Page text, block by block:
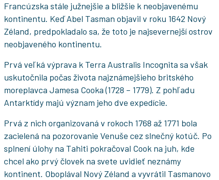
Francúzska stále južnejšie a bližšie k neobjavenému
kontinentu. Keď Abel Tasman objavil v roku 1642 Nový
Zéland, predpokladalo sa, že toto je najsevernejší ostrov
neobjaveného kontinentu.
Prvá veľká výprava k Terra Australis Incognita sa však
uskutočnila počas života najznámejšieho britského
moreplavca Jamesa Cooka (1728 – 1779). Z pohľadu
Antarktídy majú význam jeho dve expedície.
Prvá z nich organizovaná v rokoch 1768 až 1771 bola
zacielená na pozorovanie Venuše cez slnečný kotúč. Po
splnení úlohy na Tahiti pokračoval Cook na juh, kde
chcel ako prvý človek na svete uvidieť neznámy
kontinent. Oboplával Nový Zéland a vyvrátil Tasmanovo